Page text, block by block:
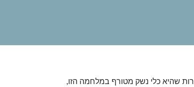
שהיא כלי נשק מטורף במלחמה הזו,